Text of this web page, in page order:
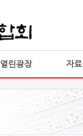
열린광장 자